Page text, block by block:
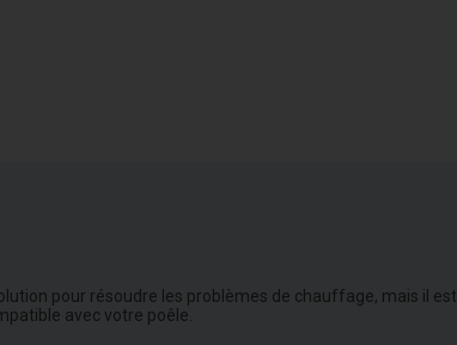
pour résoudre les problèmes de chauffage, mais il est
avec votre poêle.